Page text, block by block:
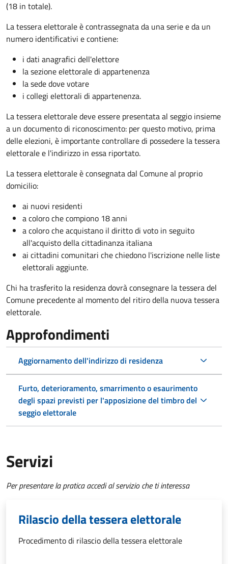
(18 in totale).
La tessera elettorale è contrassegnata da una serie e da un
numero identificativi e contiene:
i dati anagrafici dell'elettore
la sezione elettorale di appartenenza
la sede dove votare
i collegi elettorali di appartenenza.
La tessera elettorale deve essere presentata al seggio insieme
a un documento di riconoscimento: per questo motivo, prima
delle elezioni, è importante controllare di possedere la tessera
elettorale e l'indirizzo in essa riportato.
La tessera elettorale è consegnata dal Comune al proprio
domicilio:
ai nuovi residenti
a coloro che compiono 18 anni
a coloro che acquistano il diritto di voto in seguito
all'acquisto della cittadinanza italiana
ai cittadini comunitari che chiedono l'iscrizione nelle liste
elettorali aggiunte.
Chi ha trasferito la residenza dovrà consegnare la tessera del
Comune precedente al momento del ritiro della nuova tessera
elettorale.
Approfondimenti
Aggiornamento dell'indirizzo di residenza
Furto, deterioramento, smarrimento o esaurimento
degli spazi previsti per l'apposizione del timbro del
seggio elettorale
Servizi
Per presentare la pratica accedi al servizio che ti interessa
Rilascio della tessera elettorale
Procedimento di rilascio della tessera elettorale